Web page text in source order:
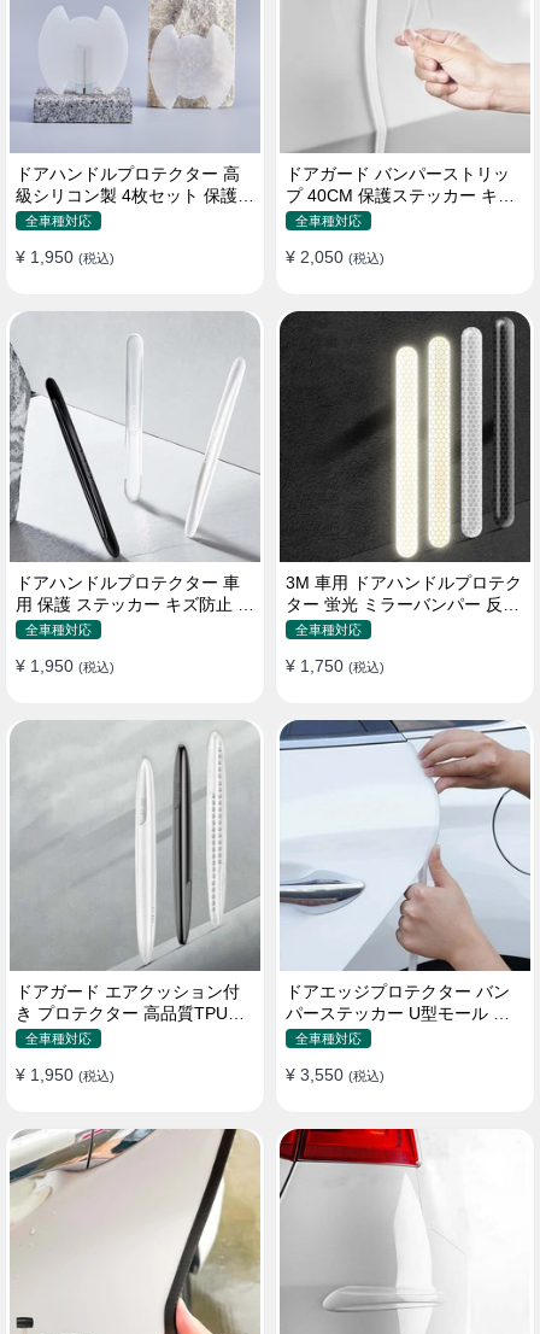
ドアハンドルプロテクター 高
級シリコン製 4枚セット 保護フ
ィルム キズ防止 全車種
全車種対応
¥ 1,950 (税込)
ドアガード バンパーストリッ
プ 40CM 保護ステッカー キズ
防止 プロテクターシール
全車種対応
¥ 2,050 (税込)
ドアハンドルプロテクター 車
用 保護 ステッカー キズ防止 高
品質TPU製 4枚セット
全車種対応
¥ 1,950 (税込)
3M 車用 ドアハンドルプロテク
ター 蛍光 ミラーバンパー 反射
ステッカー 保護フィルム
全車種対応
¥ 1,750 (税込)
ドアガード エアクッション付
き プロテクター 高品質TPU製
キズ防止 取り付け簡単
全車種対応
¥ 1,950 (税込)
ドアエッジプロテクター バン
パーステッカー U型モール キ
ズ防止 取り付け簡単 騒音低減
全車種対応
¥ 3,550 (税込)